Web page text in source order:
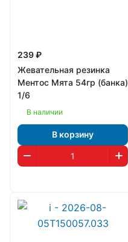
239 ₽
Жевательная резинка
Ментос Мята 54гр (банка)
1/6
В наличии
В корзину